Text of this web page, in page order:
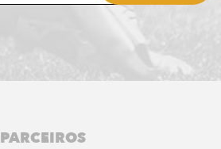
PARCEIROS